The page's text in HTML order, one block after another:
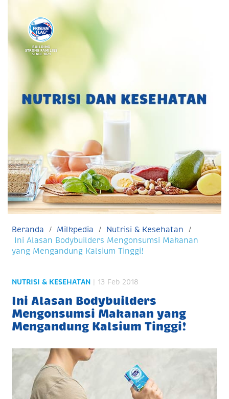
BUILDING
STRONG FAMILIES
SINCE 1871
Beranda Milkpedia
Nutrisi & Kesehatan
Ini Alasan Bodybuilders Mengonsumsi Makanan
yang Mengandung Kalsium Tinggi!
NUTRISI & KESEHATAN | 13 Feb 2018
Ini Alasan Bodybuilders
Mengonsumsi Makanan yang
Mengandung Kalsium Tinggi!